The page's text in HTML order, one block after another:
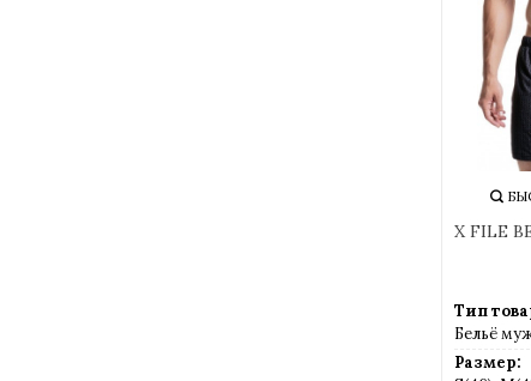
X FILE
Тип
Бельё
Размер: